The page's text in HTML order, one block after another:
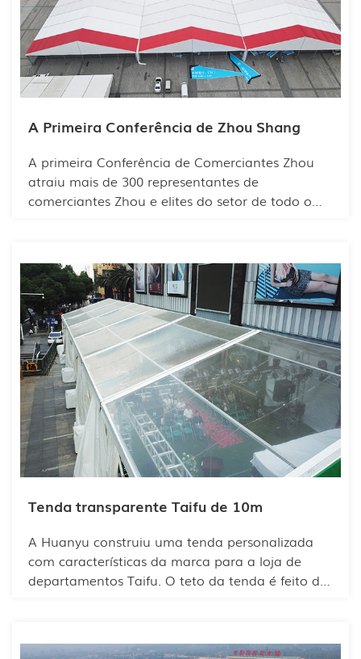
A Primeira Conferência de Zhou Shang
A primeira Conferência de Comerciantes Zhou
atraiu mais de 300 representantes de
comerciantes Zhou e elites do setor de todo o
laços com a terra natal, estreitar os laços de
amizade, promover o intercâmbio e a
cooperação entre eles, unir os comerciantes
Zhou do país e do exterior, orientá-los a
participar da construção e do desenvolvimento
econômico de suas cidades natais e promover a
cooperação comercial e de investimentos entre
os comerciantes Zhou.
Tenda transparente Taifu de 10m
A Huanyu construiu uma tenda personalizada
com características da marca para a loja de
departamentos Taifu. O teto da tenda é feito de